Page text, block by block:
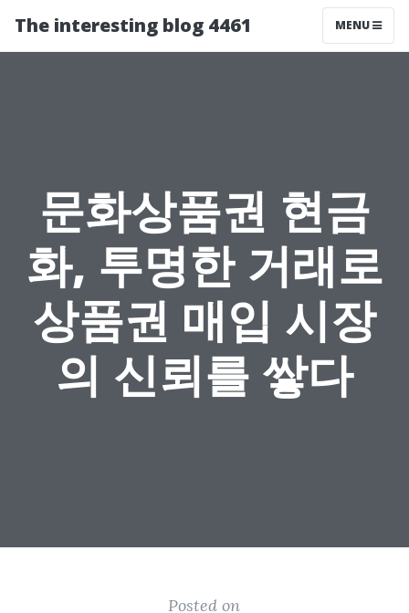
The interesting blog 4461 MENU
문화상품권 현금
화, 투명한 거래로
상품권 매입 시장
의 신뢰를 쌓다
Posted on